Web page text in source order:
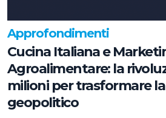
Approfondimenti
Cucina Italiana e
Agroalimentare: la
milioni per trasformare
geopolitico